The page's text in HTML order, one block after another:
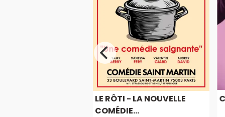
LE RÔTI - LA NOUVELLE
COMÉDIE...